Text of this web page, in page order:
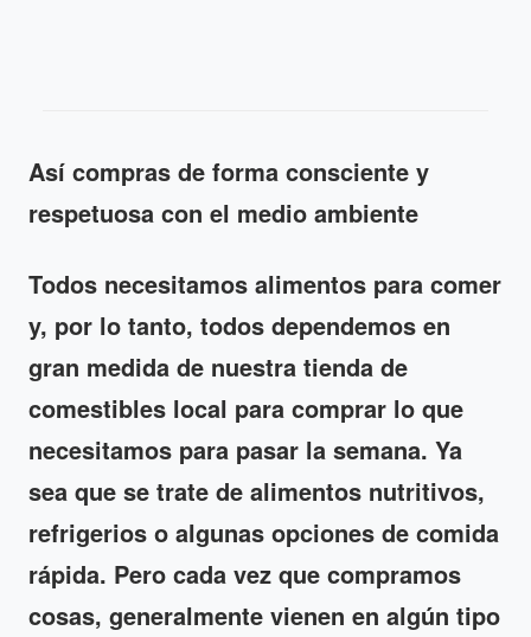
Así compras de forma consciente y
respetuosa con el medio ambiente
Todos necesitamos alimentos para comer
y, por lo tanto, todos dependemos en
gran medida de nuestra tienda de
comestibles local para comprar lo que
necesitamos para pasar la semana. Ya
sea que se trate de alimentos nutritivos,
refrigerios o algunas opciones de comida
rápida. Pero cada vez que compramos
cosas, generalmente vienen en algún tipo